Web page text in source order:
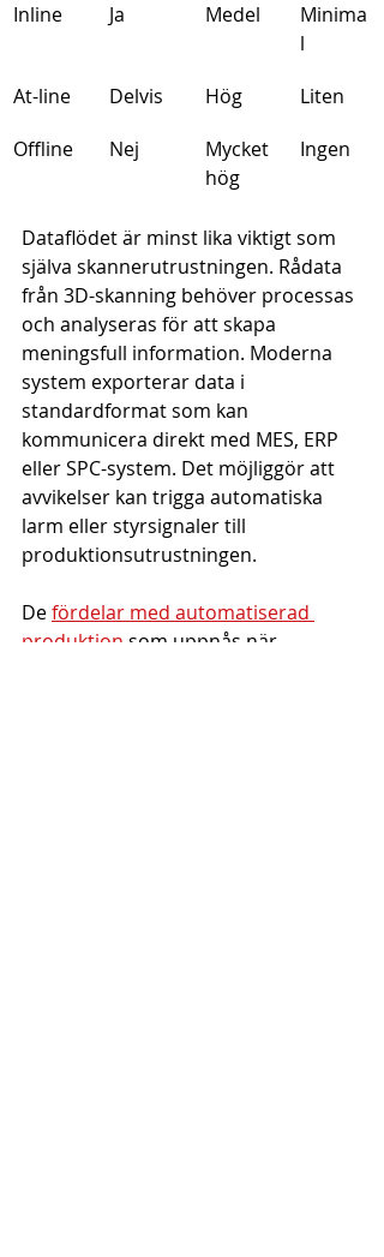
Inline
Ja Medel
Minima
l
At-line
Delvis Hög
Liten
Offline
Nej
Mycket
hög
Ingen
Dataflödet är minst lika viktigt som
själva skannerutrustningen. Rådata
från 3D-skanning behöver processas
och analyseras för att skapa
meningsfull information. Moderna
system exporterar data i
standardformat som kan
kommunicera direkt med MES, ERP
eller SPC-system. Det möjliggör att
avvikelser kan trigga automatiska
larm eller styrsignaler till
produktionsutrustningen.
De fördelar med automatiserad
produktion som uppnås när